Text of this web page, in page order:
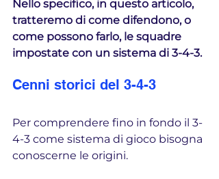
Nello specifico, in questo articolo,
tratteremo di come difendono, o
come possono farlo, le squadre
impostate con un sistema di 3-4-3.
Cenni storici del 3-4-3
Per comprendere fino in fondo il 3-
4-3 come sistema di gioco bisogna
conoscerne le origini.